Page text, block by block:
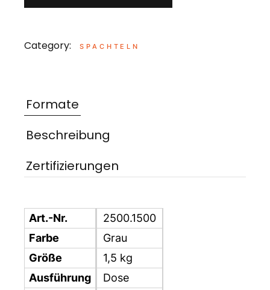
Category: SPACHTELN
Formate
Beschreibung
Zertifizierungen
Art.-Nr.
Farbe
Größe
Ausführung
2500.1500
Grau
1,5 kg
Dose